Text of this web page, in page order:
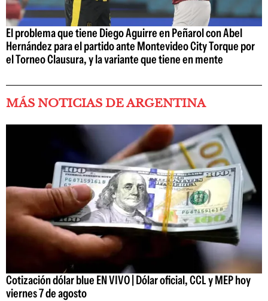
El problema que tiene Diego Aguirre en Peñarol con Abel
Hernández para el partido ante Montevideo City Torque por
el Torneo Clausura, y la variante que tiene en mente
MÁS NOTICIAS DE ARGENTINA
Cotización dólar blue EN VIVO | Dólar oficial, CCL y MEP hoy
viernes 7 de agosto